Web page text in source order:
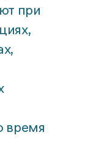
при
время